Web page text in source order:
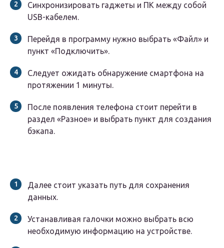
Синхронизировать гаджеты и ПК между собой
USB-кабелем.
Перейдя в программу нужно выбрать «Файл» и
пункт «Подключить».
Следует ожидать обнаружение смартфона на
протяжении 1 минуты.
После появления телефона стоит перейти в
раздел «Разное» и выбрать пункт для создания
бэкапа.
Далее стоит указать путь для сохранения
данных.
Устанавливая галочки можно выбрать всю
необходимую информацию на устройстве.